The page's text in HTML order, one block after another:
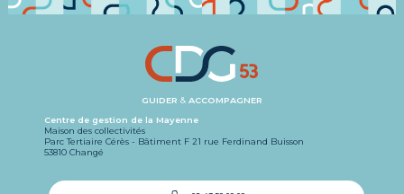
GUIDER & ACCOMPAGNER
Centre de gestion de la Mayenne
Maison des collectivités
Parc Tertiaire Cérès - Bâtiment F 21 rue Ferdinand Buisson
53810 Changé